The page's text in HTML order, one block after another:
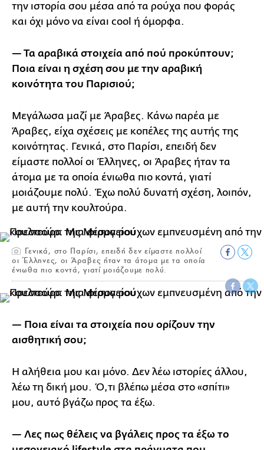
την ιστορία σου μέσα από τα ρούχα που φοράς
και όχι μόνο να είναι cool ή όμορφα.
— Τα αραβικά στοιχεία από πού προκύπτουν;
Ποια είναι η σχέση σου με την αραβική
κοινότητα του Παρισιού;
Μεγάλωσα μαζί με Άραβες. Κάνω παρέα με
Άραβες, είχα σχέσεις με κοπέλες της αυτής της
κοινότητας. Γενικά, στο Παρίσι, επειδή δεν
είμαστε πολλοί οι Έλληνες, οι Άραβες ήταν τα
άτομα με τα οποία ένιωθα πιο κοντά, γιατί
μοιάζουμε πολύ. Έχω πολύ δυνατή σχέση, λοιπόν,
με αυτή την κουλτούρα.
Γενικά, στο Παρίσι, επειδή δεν είμαστε πολλοί
οι Έλληνες, οι Άραβες ήταν τα άτομα με τα οποία
ένιωθα πιο κοντά, γιατί μοιάζουμε πολύ.
— Ποια είναι τα στοιχεία που ορίζουν την
αισθητική σου;
Η αλήθεια μου και μόνο. Δεν λέω ιστορίες άλλου,
λέω τη δική μου. Ό,τι βλέπω μέσα στο «σπίτι»
μου, αυτό βγάζω προς τα έξω.
— Λες πως θέλεις να βγάλεις προς τα έξω το